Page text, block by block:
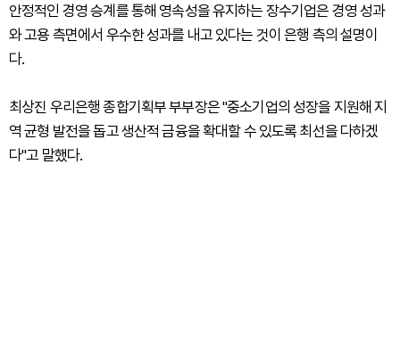
안정적인 경영 승계를 통해 영속성을 유지하는 장수기업은 경영 성과
와 고용 측면에서 우수한 성과를 내고 있다는 것이 은행 측의 설명이
다.
최상진 우리은행 종합기획부 부부장은 "중소기업의 성장을 지원해 지
역 균형 발전을 돕고 생산적 금융을 확대할 수 있도록 최선을 다하겠
다"고 말했다.